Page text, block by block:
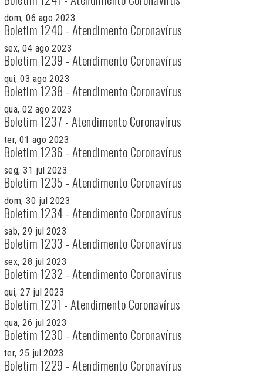
dom, 06 ago 2023
Boletim 1240 - Atendimento Coronavírus
sex, 04 ago 2023
Boletim 1239 - Atendimento Coronavírus
qui, 03 ago 2023
Boletim 1238 - Atendimento Coronavírus
qua, 02 ago 2023
Boletim 1237 - Atendimento Coronavírus
ter, 01 ago 2023
Boletim 1236 - Atendimento Coronavírus
seg, 31 jul 2023
Boletim 1235 - Atendimento Coronavírus
dom, 30 jul 2023
Boletim 1234 - Atendimento Coronavírus
sab, 29 jul 2023
Boletim 1233 - Atendimento Coronavírus
sex, 28 jul 2023
Boletim 1232 - Atendimento Coronavírus
qui, 27 jul 2023
Boletim 1231 - Atendimento Coronavírus
qua, 26 jul 2023
Boletim 1230 - Atendimento Coronavírus
ter, 25 jul 2023
Boletim 1229 - Atendimento Coronavírus